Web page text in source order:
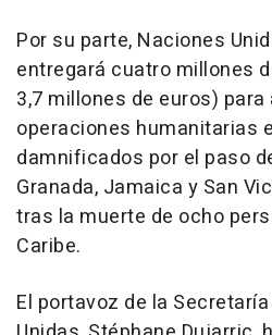
Por su parte, Naciones
entregará cuatro millones
3,7 millones de euros) para
operaciones humanitarias
damnificados por el paso
Granada, Jamaica y San
tras la muerte de ocho
Caribe.
El portavoz de la